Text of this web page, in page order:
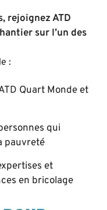
rejoignez ATD
sur l’un des
:
Quart Monde et
qui
pauvreté
et
en bricolage